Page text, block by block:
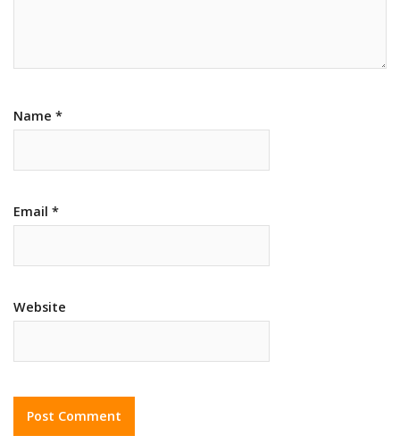
Name *
Email *
Website